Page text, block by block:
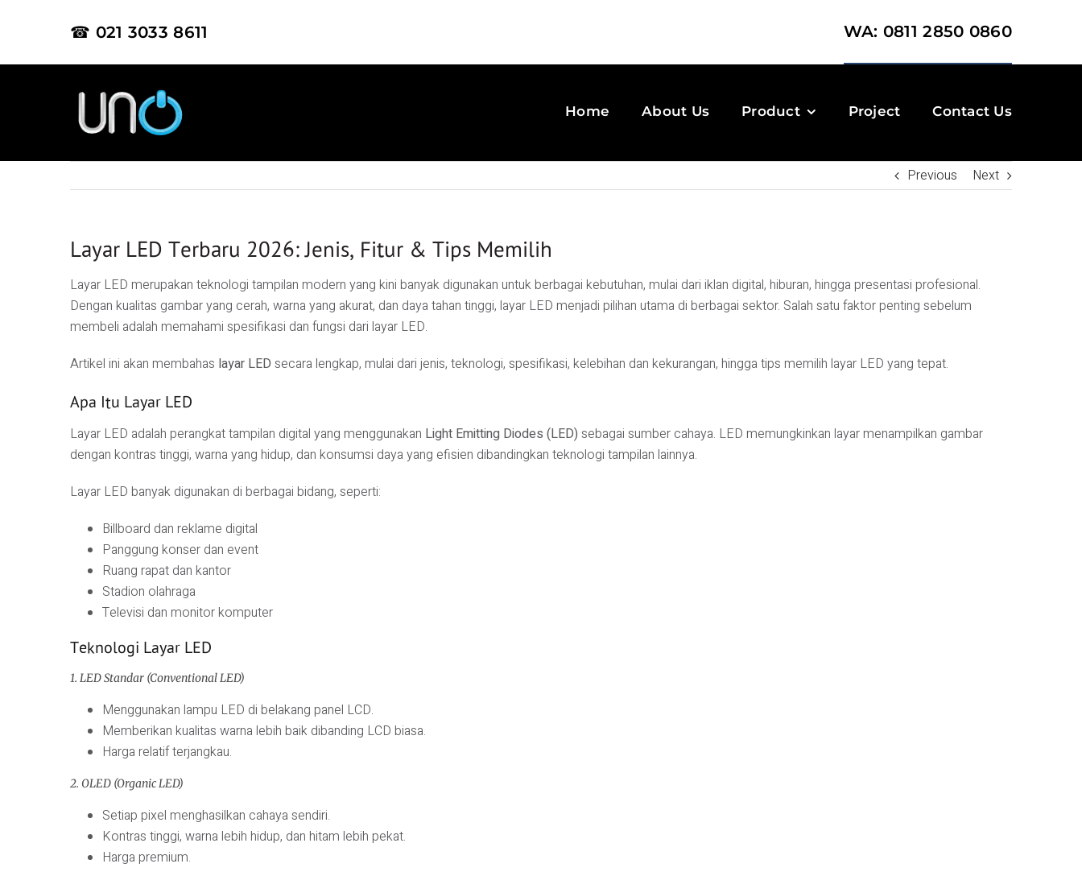
☎ 021 3033 8611 WA: 0811 2850 0860
Home About Us Product Project Contact Us
Previous Next
Layar LED Terbaru 2026: Jenis, Fitur & Tips Memilih
Layar LED merupakan teknologi tampilan modern yang kini banyak digunakan untuk berbagai kebutuhan, mulai dari iklan digital, hiburan, hingga presentasi profesional.
Dengan kualitas gambar yang cerah, warna yang akurat, dan daya tahan tinggi, layar LED menjadi pilihan utama di berbagai sektor. Salah satu faktor penting sebelum
membeli adalah memahami spesifikasi dan fungsi dari layar LED.
Artikel ini akan membahas layar LED secara lengkap, mulai dari jenis, teknologi, spesifikasi, kelebihan dan kekurangan, hingga tips memilih layar LED yang tepat.
Apa Itu Layar LED
Layar LED adalah perangkat tampilan digital yang menggunakan Light Emitting Diodes (LED) sebagai sumber cahaya. LED memungkinkan layar menampilkan gambar
dengan kontras tinggi, warna yang hidup, dan konsumsi daya yang efisien dibandingkan teknologi tampilan lainnya.
Layar LED banyak digunakan di berbagai bidang, seperti:
Billboard dan reklame digital
Panggung konser dan event
Ruang rapat dan kantor
Stadion olahraga
Televisi dan monitor komputer
Teknologi Layar LED
1. LED Standar (Conventional LED)
Menggunakan lampu LED di belakang panel LCD.
Memberikan kualitas warna lebih baik dibanding LCD biasa.
Harga relatif terjangkau.
2. OLED (Organic LED)
Setiap pixel menghasilkan cahaya sendiri.
Kontras tinggi, warna lebih hidup, dan hitam lebih pekat.
Harga premium.